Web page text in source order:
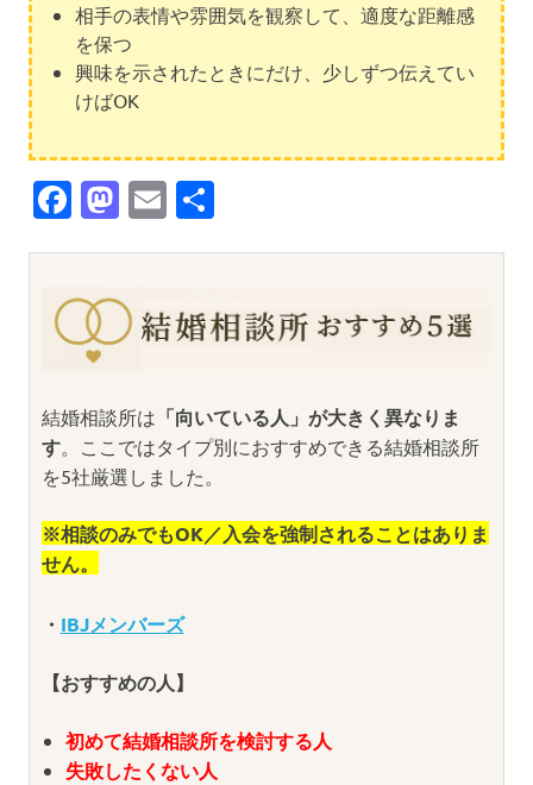
相手の表情や雰囲気を観察して、適度な距離感
を保つ
興味を示されたときにだけ、少しずつ伝えてい
けばOK
Facebook
Mastodon
Email
結婚相談所は 「向いている人」が大きく異なりま
す。ここではタイプ別におすすめできる結婚相談所
を5社厳選しました。
※相談のみでもOK／入会を強制されることはありま
せん。
・ IBJメンバーズ
【おすすめの人】
初めて結婚相談所を検討する人
失敗したくない人